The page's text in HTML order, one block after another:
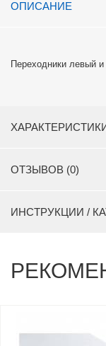
ОПИСАНИЕ
Переходники левый
ОТЗЫВОВ (0)
ИНСТРУКЦИИ /